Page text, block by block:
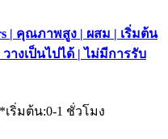
| คุณภาพสูง | ผสม | เริ่มต้น
วางเป็นไปได้ | ไม่มีการรับ
เริ่มต้น:0-1 ชั่วโมง